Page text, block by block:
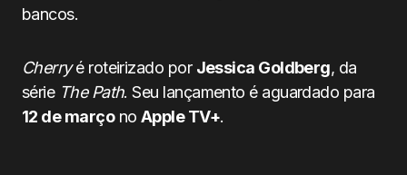
bancos.
Cherryé roteirizado por Jessica Goldberg, da
série The Path. Seu lançamento é aguardado para
12 de marçono Apple TV+.